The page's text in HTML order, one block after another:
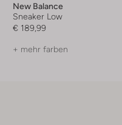
New Balance
Sneaker Low
€ 189,99
+ mehr farben